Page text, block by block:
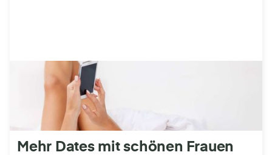
Mehr Dates mit schönen Frauen